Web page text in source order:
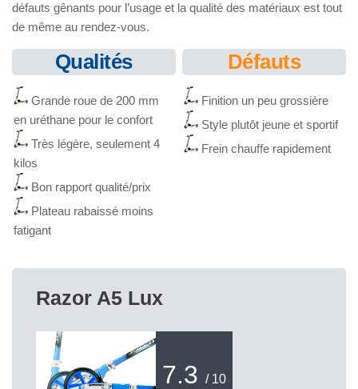
défauts gênants pour l’usage et la qualité des matériaux est tout
de même au rendez-vous.
Qualités
Grande roue de 200 mm
en uréthane pour le confort
Très légère, seulement 4
kilos
Bon rapport qualité/prix
Plateau rabaissé moins
fatigant
Défauts
Finition un peu grossière
Style plutôt jeune et sportif
Frein chauffe rapidement
Razor A5 Lux
7.3 / 10